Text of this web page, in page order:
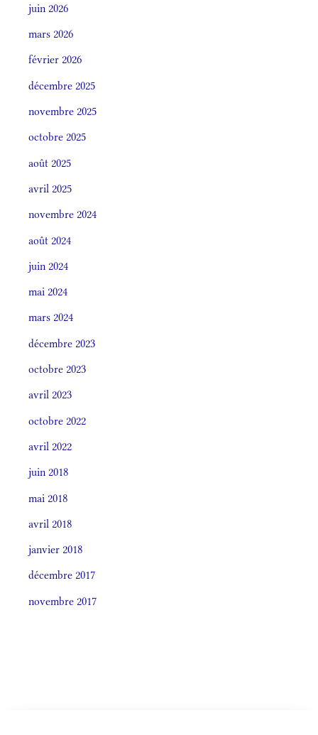
juin 2026
mars 2026
février 2026
décembre 2025
novembre 2025
octobre 2025
août 2025
avril 2025
novembre 2024
août 2024
juin 2024
mai 2024
mars 2024
décembre 2023
octobre 2023
avril 2023
octobre 2022
avril 2022
juin 2018
mai 2018
avril 2018
janvier 2018
décembre 2017
novembre 2017